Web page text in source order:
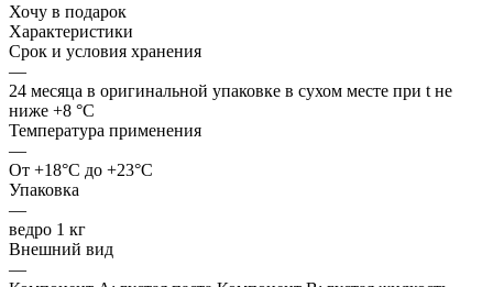
Хочу в подарок
Характеристики
Срок и условия хранения
—
24 месяца в оригинальной упаковке в сухом месте при t не
ниже +8 °C
Температура применения
—
От +18°C до +23°C
Упаковка
—
ведро 1 кг
Внешний вид
—